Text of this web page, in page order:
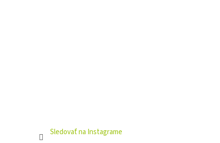
Sledovať na Instagrame